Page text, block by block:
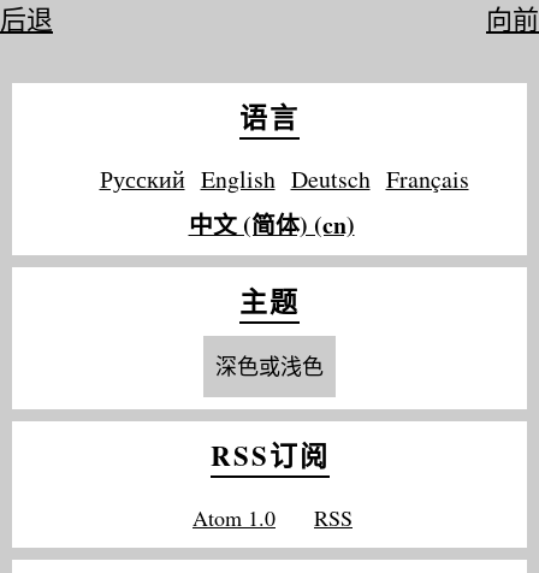
后退 向前
语言
Русский English Deutsch Français
中文 (简体) (cn)
主题
深色或浅色
RSS订阅
Atom 1.0 RSS